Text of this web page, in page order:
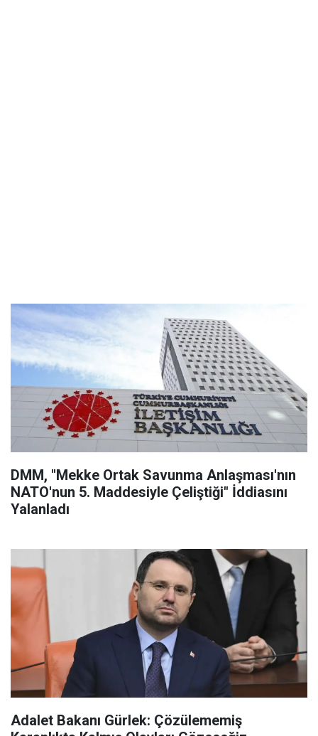
DMM, "Mekke Ortak Savunma Anlaşması'nın
NATO'nun 5. Maddesiyle Çeliştiği" İddiasını
Yalanladı
Adalet Bakanı Gürlek: Çözülememiş